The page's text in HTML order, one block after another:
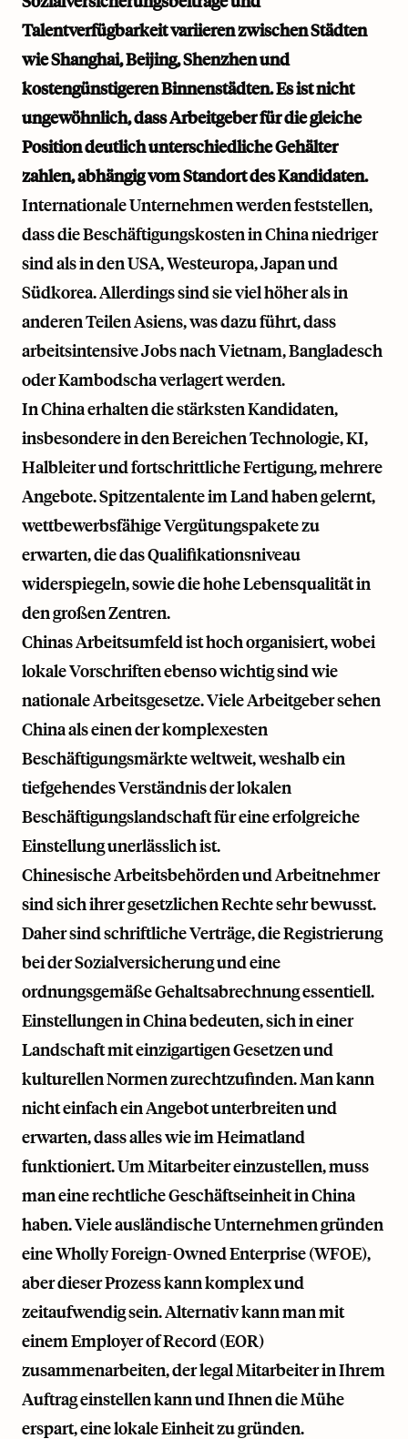
Talentverfügbarkeit variieren zwischen Städten
wie Shanghai, Beijing, Shenzhen und
kostengünstigeren Binnenstädten. Es ist nicht
ungewöhnlich, dass Arbeitgeber für die gleiche
Position deutlich unterschiedliche Gehälter
zahlen, abhängig vom Standort des Kandidaten.
Internationale Unternehmen werden feststellen,
dass die Beschäftigungskosten in China niedriger
sind als in den USA, Westeuropa, Japan und
Südkorea. Allerdings sind sie viel höher als in
anderen Teilen Asiens, was dazu führt, dass
arbeitsintensive Jobs nach Vietnam, Bangladesch
oder Kambodscha verlagert werden.
In China erhalten die stärksten Kandidaten,
insbesondere in den Bereichen Technologie, KI,
Halbleiter und fortschrittliche Fertigung, mehrere
Angebote. Spitzentalente im Land haben gelernt,
wettbewerbsfähige Vergütungspakete zu
erwarten, die das Qualifikationsniveau
widerspiegeln, sowie die hohe Lebensqualität in
den großen Zentren.
Chinas Arbeitsumfeld ist hoch organisiert, wobei
lokale Vorschriften ebenso wichtig sind wie
nationale Arbeitsgesetze. Viele Arbeitgeber sehen
China als einen der komplexesten
Beschäftigungsmärkte weltweit, weshalb ein
tiefgehendes Verständnis der lokalen
Beschäftigungslandschaft für eine erfolgreiche
Einstellung unerlässlich ist.
Chinesische Arbeitsbehörden und Arbeitnehmer
sind sich ihrer gesetzlichen Rechte sehr bewusst.
Daher sind schriftliche Verträge, die Registrierung
bei der Sozialversicherung und eine
ordnungsgemäße Gehaltsabrechnung essentiell.
Einstellungen in China bedeuten, sich in einer
Landschaft mit einzigartigen Gesetzen und
kulturellen Normen zurechtzufinden. Man kann
nicht einfach ein Angebot unterbreiten und
erwarten, dass alles wie im Heimatland
funktioniert. Um Mitarbeiter einzustellen, muss
man eine rechtliche Geschäftseinheit in China
haben. Viele ausländische Unternehmen gründen
eine Wholly Foreign-Owned Enterprise (WFOE),
aber dieser Prozess kann komplex und
zeitaufwendig sein. Alternativ kann man mit
einem Employer of Record (EOR)
zusammenarbeiten, der legal Mitarbeiter in Ihrem
Auftrag einstellen kann und Ihnen die Mühe
erspart, eine lokale Einheit zu gründen.